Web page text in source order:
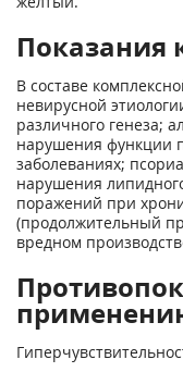
Показания
В составе
невирусной
различного генеза;
нарушения функции
заболеваниях;
нарушения
поражений при
(продолжительный
вредном